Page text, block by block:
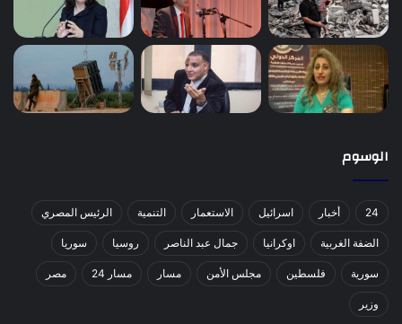
الوسوم
24 أخبار اسرائيل الاستعمار التنمية الرئيس المصري
الضفة الغربية اوكرانيا جمال عبد الناصر روسيا سوريا
سورية فلسطين مجلس الأمن مسار مسار 24 مصر
وزير